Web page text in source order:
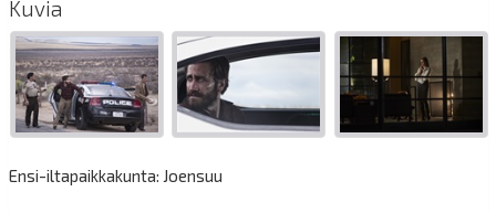
Kuvia
Ensi-iltapaikkakunta: Joensuu